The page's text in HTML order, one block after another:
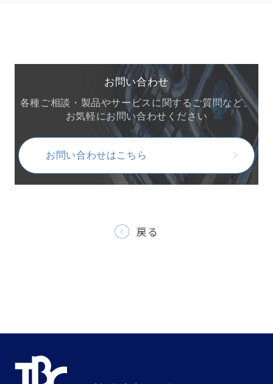
お問い合わせ
各種ご相談・製品やサービスに関するご質問など、
お気軽にお問い合わせください
お問い合わせはこちら
戻る